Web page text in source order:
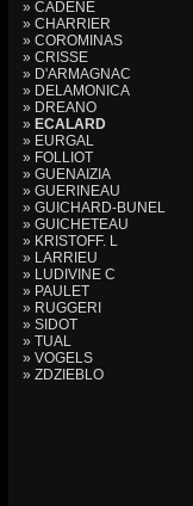
» CADENE
» CHARRIER
» COROMINAS
» CRISSE
» D'ARMAGNAC
» DELAMONICA
» DREANO
» ECALARD
» EURGAL
» FOLLIOT
» GUENAIZIA
» GUERINEAU
» GUICHARD-BUNEL
» GUICHETEAU
» KRISTOFF. L
» LARRIEU
» LUDIVINE C
» PAULET
» RUGGERI
» SIDOT
» TUAL
» VOGELS
» ZDZIEBLO